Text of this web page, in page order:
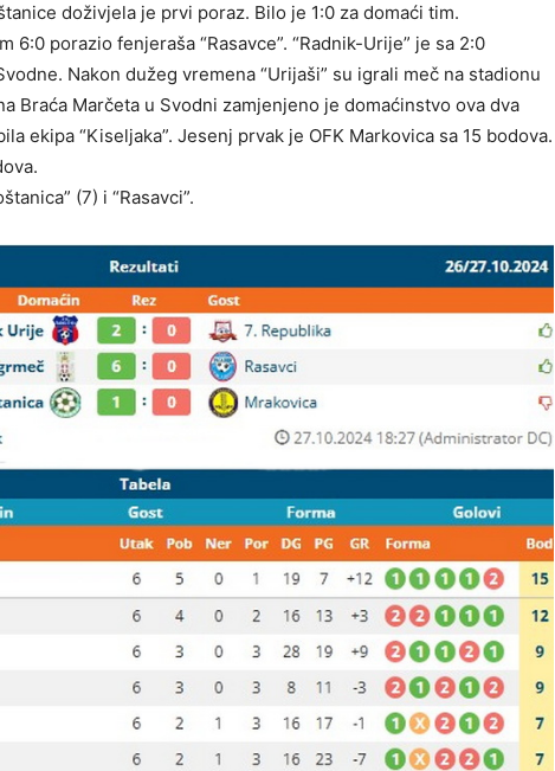
doživjela je prvi poraz. Bilo je 1:0 za domaći tim.
6:0 porazio fenjeraša “Rasavce”. “Radnik-Urije” je sa 2:0
Nakon dužeg vremena “Urijaši” su igrali meč na stadionu
Braća Marčeta u Svodni zamjenjeno je domaćinstvo ova dva
ekipa “Kiseljaka”. Jesenj prvak je OFK Markovica sa 15 bodova.
(7) i “Rasavci”.